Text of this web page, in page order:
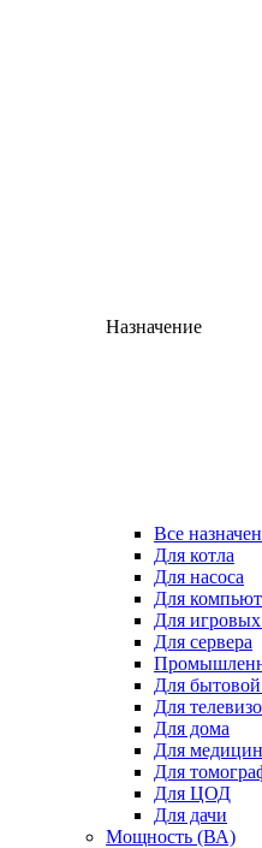
Назначение
Все
Для котла
Для насоса
Для
Для
Для сервера
Для
Для
Для дома
Для
Для
Для ЦОД
Для дачи
Мощность (ВА)